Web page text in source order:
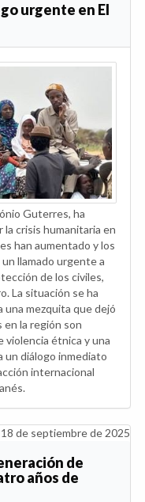
urgente en El
Guterres, ha
crisis humanitaria en
han aumentado y los
llamado urgente a
de los civiles,
La situación se ha
mezquita que dejó
en la región son
violencia étnica y una
un diálogo inmediato
internacional
18 de septiembre de 2025
de
años de